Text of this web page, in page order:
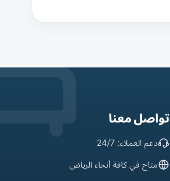
تواصل معنا
دعم العملاء: 24/7
متاح في كافة أنحاء الرياض